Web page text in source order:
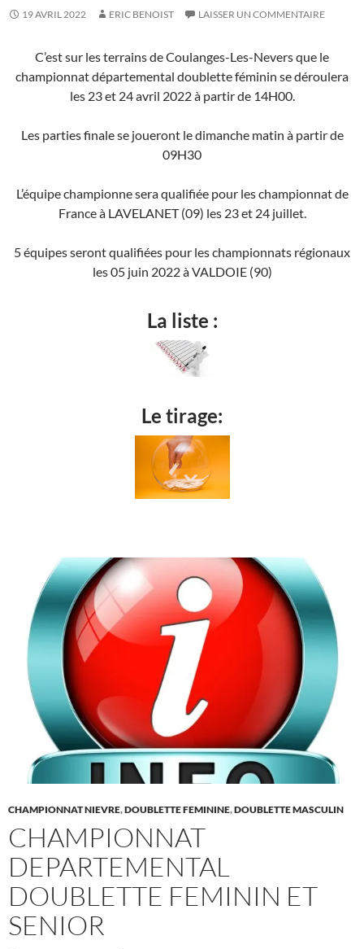
19 AVRIL 2022 ERIC BENOIST LAISSER UN COMMENTAIRE
C’est sur les terrains de Coulanges-Les-Nevers que le
championnat départemental doublette féminin se déroulera
les 23 et 24 avril 2022 à partir de 14H00.
Les parties finale se joueront le dimanche matin à partir de
09H30
L’équipe championne sera qualifiée pour les championnat de
France à LAVELANET (09) les 23 et 24 juillet.
5 équipes seront qualifiées pour les championnats régionaux
les 05 juin 2022 à VALDOIE (90)
La liste :
Le tirage:
CHAMPIONNAT NIEVRE,DOUBLETTE FEMININE,DOUBLETTE MASCULIN
CHAMPIONNAT
DEPARTEMENTAL
DOUBLETTE FEMININ ET
SENIOR